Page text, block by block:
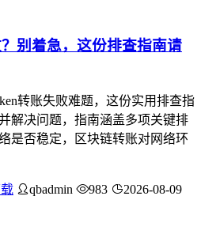
别着急，这份排查指南请
转账失败难题，这份实用排查指
解决问题，指南涵盖多项关键排
是否稳定，区块链转账对网络环
qbadmin 983 2026-08-09